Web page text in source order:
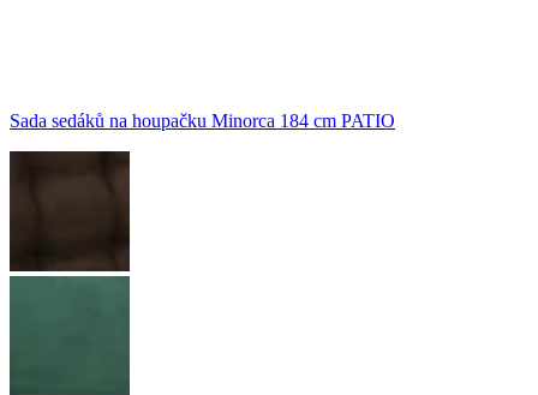
Sada sedáků na houpačku Minorca 184 cm PATIO